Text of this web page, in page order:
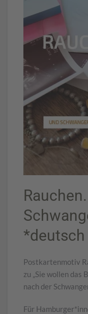
*deutsch
Postkartenmotiv
zu „Sie wollen das
nach der
Für